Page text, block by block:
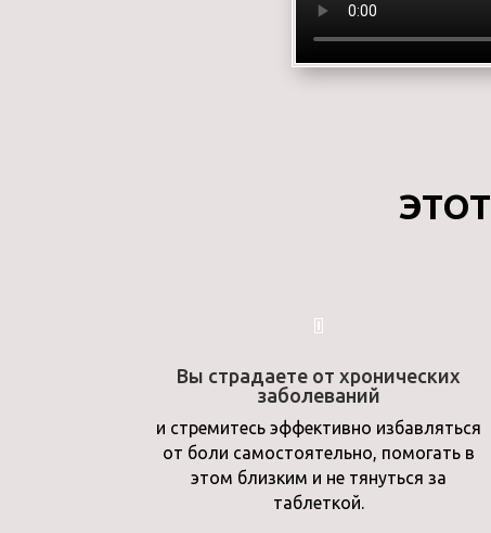
ЭТОТ
Вы страдаете от хронических
заболеваний
и стремитесь эффективно избавляться
от боли самостоятельно, помогать в
этом близким и не тянуться за
таблеткой.